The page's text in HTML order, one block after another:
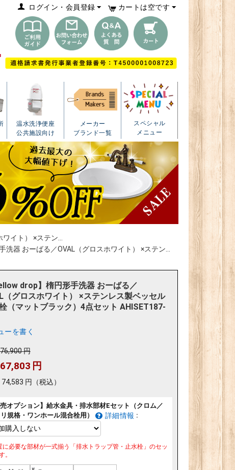
カートは空です
ログイン・会員登録
温水洗浄便座
公共施設向け
メーカー
ブランド一覧
スペシャル
メニュー
イト） ×ステン...
洗器 おーばる／OVAL（グロスホワイト） ×ステン...
drop】楕円形手洗器 おーばる／
（グロスホワイト） ×ステンレス製ベッセル
（マットブラック）4点セット AHISET187-
ーを書く
76,900円
67,803 円
74,583 円 （税込）
売オプション】給水金具・排水部材Eセット（クロム／
規格・ワンホール混合栓用）
詳細情報 :
に必要な部材が一式揃う「排水トラップ管・止水栓」のセッ
。